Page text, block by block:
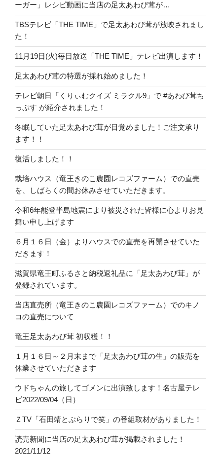
ーガー」レシピ動画に当店の足太あわび茸が…
TBSテレビ「THE TIME」で足太あわび茸が放映されまし
た！
11月19日(火)毎日放送「THE TIME」テレビ出演します！
足太あわび茸の特選が採れ始めました！
テレビ朝日「くりぃむクイズ ミラクル9」で #あわび茸ち
っぷす が紹介されました！
冬眠していた足太あわび茸が目覚めました！ご注文承り
ます！！
復活しました！！
栽培ハウス（竜王きのこ農園レコズファーム）での直売
を、しばらくの間お休みさせていただきます。
令和6年能登半島地震により被災された皆様に心よりお見
舞い申し上げます
６月１６日（金）よりハウスでの直売を再開させていた
だきます！
滋賀県竜王町ふるさと納税返礼品に「足太あわび茸」が
登録されています。
当店直売所（竜王きのこ農園レコズファーム）でのキノ
コの直売について
竜王足太あわび茸 初収穫！！
１月１６日～２月末まで「足太あわび茸の生」の販売を
休業させていただきます
ウドちゃんの旅してゴメンに出演致します！名古屋テレ
ビ2022/09/04（日）
ＺTV「石田靖とぶらりで笑」の番組取材がありました！
読売新聞に当店の足太あわび茸が掲載されました！
2021/11/12